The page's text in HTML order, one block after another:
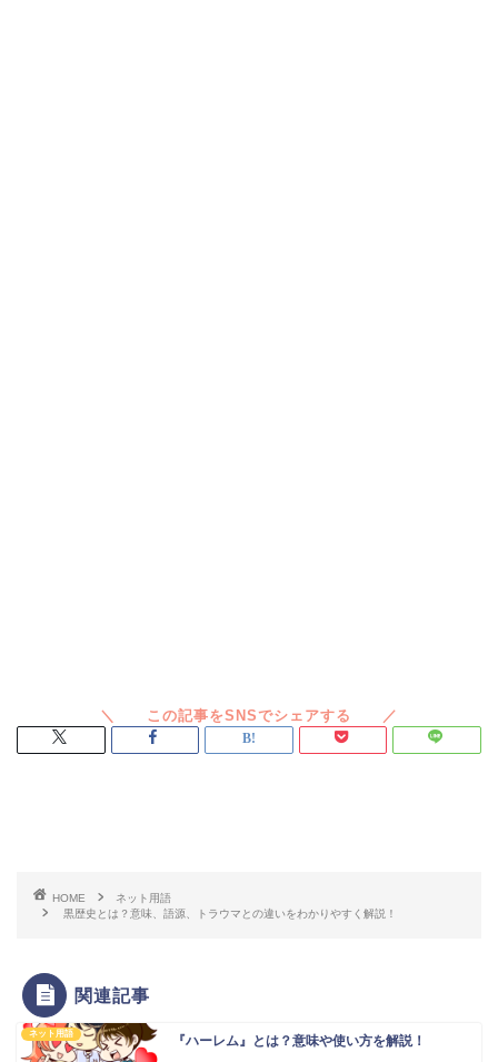
HOME
ネット用語
黒歴史とは？意味、語源、トラウマとの違いをわかりやすく解説！
関連記事
ネット用語 『ハーレム』とは？意味や使い方を解説！